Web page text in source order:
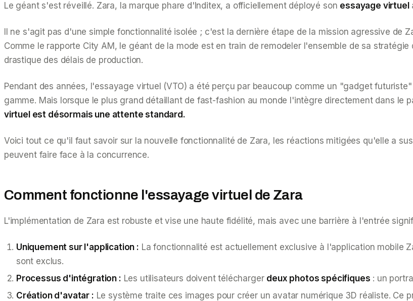
Le géant s'est réveillé. Zara, la marque phare d'Inditex, a officiellement déployé son essayage virtuel
Il ne s'agit pas d'une simple fonctionnalité isolée ; c'est la dernière étape de la mission agressive de
Comme le rapporte City AM, le géant de la mode est en train de remodeler l'ensemble de sa
drastique des délais de production.
Pendant des années, l'essayage virtuel (VTO) a été perçu par beaucoup comme un "gadget
gamme. Mais lorsque le plus grand détaillant de fast-fashion au monde l'intègre directement dans le
virtuel est désormais une attente standard.
Voici tout ce qu'il faut savoir sur la nouvelle fonctionnalité de Zara, les réactions mitigées qu'elle a
peuvent faire face à la concurrence.
Comment fonctionne l'essayage virtuel de Zara
L'implémentation de Zara est robuste et vise une haute fidélité, mais avec une barrière à l'entrée
Uniquement sur l'application : La fonctionnalité est actuellement exclusive à l'application mobile
sont exclus.
Processus d'intégration : Les utilisateurs doivent télécharger deux photos spécifiques : un
Création d'avatar : Le système traite ces images pour créer un avatar numérique 3D réaliste. Ce